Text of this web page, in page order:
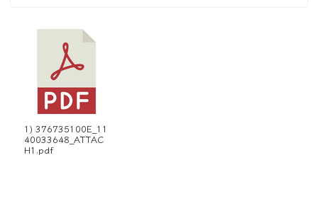
1) 376735100E_11
40033648_ATTAC
H1.pdf